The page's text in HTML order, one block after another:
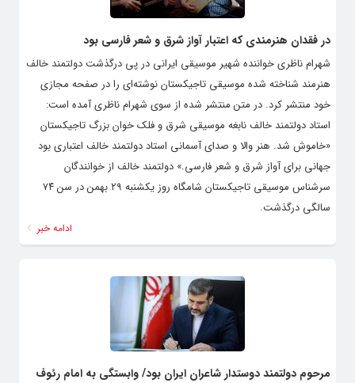
در فقدان هنرمندی که اعتبار آواز شرق و شعر فارسی بود
شهرام ناظری خواننده شهیر موسیقی ایرانی در پی درگذشت دولتمند خالف
هنرمند شناخته شده موسیقی تاجیکستان نوشته‌ای را در صفحه مجازی
خود منتشر کرد. در متن منتشر شده از سوی شهرام ناظری آمده است:
استاد دولتمند خالف نابغه موسیقی شرق و فلک خوان بزرگ تاجیکستان
«خاموش شد. هنر والا و صدای آسمانی استاد دولتمند خالف اعتباری بود
جهانی برای آواز شرق و شعر فارسی.» دولتمند خالف از خوانندگان
سرشناس موسیقی تاجیکستان شامگاه روز یکشنبه ۲۹ بهمن در سن ۷۴
سالگی درگذشت.
ادامه خبر
مرحوم دولتمند دوستدار شاعران ایران بود/ وابستگی به امام رئوف